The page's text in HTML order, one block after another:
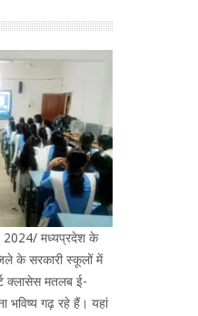
2024/ मध्यप्रदेश के
के सरकारी स्कूलों में
क्लासेस मतलब ई-
भविष्य गढ़ रहे हैं। यहां